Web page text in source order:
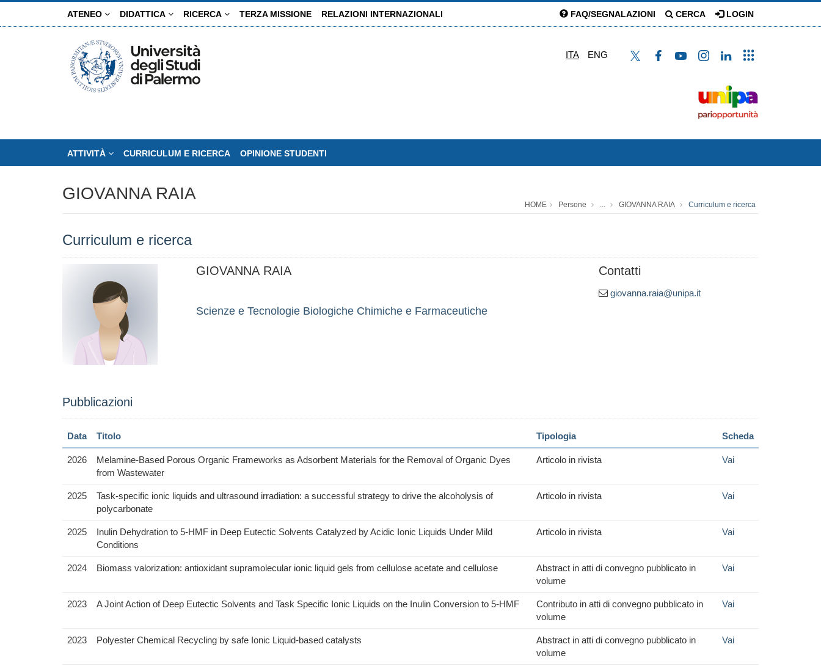
ATENEO DIDATTICA RICERCA TERZA MISSIONE RELAZIONI INTERNAZIONALI FAQ/SEGNALAZIONI CERCA LOGIN
ITA ENG
ATTIVITÀ CURRICULUM E RICERCA OPINIONE STUDENTI
GIOVANNA RAIA
HOME Persone ... GIOVANNA RAIA Curriculum e ricerca
Curriculum e ricerca
GIOVANNA RAIA
Scienze e Tecnologie Biologiche Chimiche e Farmaceutiche
Contatti
giovanna.raia@unipa.it
Pubblicazioni
Data Titolo Tipologia Scheda
2026
Melamine-Based Porous Organic Frameworks as Adsorbent Materials for the Removal of Organic Dyes
from Wastewater
Articolo in rivista Vai
2025
Task-specific ionic liquids and ultrasound irradiation: a successful strategy to drive the alcoholysis of
polycarbonate
Articolo in rivista Vai
2025
Inulin Dehydration to 5-HMF in Deep Eutectic Solvents Catalyzed by Acidic Ionic Liquids Under Mild
Conditions
Articolo in rivista Vai
2024 Biomass valorization: antioxidant supramolecular ionic liquid gels from cellulose acetate and cellulose
Abstract in atti di convegno pubblicato in
volume
Vai
2023 A Joint Action of Deep Eutectic Solvents and Task Specific Ionic Liquids on the Inulin Conversion to 5-HMF
Contributo in atti di convegno pubblicato in
volume
Vai
2023 Polyester Chemical Recycling by safe Ionic Liquid-based catalysts
Abstract in atti di convegno pubblicato in
volume
Vai